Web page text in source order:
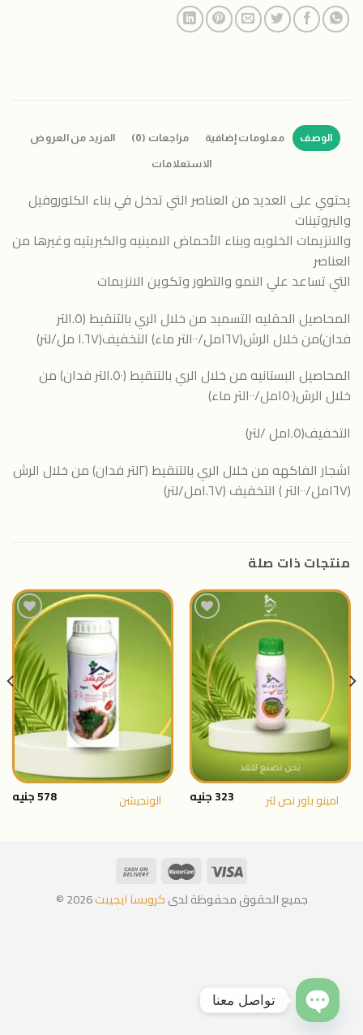
الوصف معلومات إضافية مراجعات (0) المزيد من العروض
الاستعلامات
يحتوي على العديد من العناصر التي تدخل في بناء الكلوروفيل
والبروتينات
والانزيمات الخلويه وبناء الأحماض الامينيه والكبريتيه وغيرها من
العناصر
التي تساعد علي النمو والتطور وتكوين الانزيمات
المحاصيل الحقليه التسميد من خلال الري بالتنقيط (١.٥لتر
فدان)من خلال الرش(١٦٧مل/١٠٠لتر ماء) التخفيف(١.٦٧ مل/لتر)
المحاصيل البستانيه من خلال الري بالتنقيط (١.٥٠لتر فدان) من
خلال الرش(١٥٠مل/١٠٠لتر ماء)
التخفيف(١.٥مل /لتر)
اشجار الفاكهه من خلال الري بالتنقيط (٢لتر فدان) من خلال الرش
(١٦٧مل/١٠٠لتر ) التخفيف (١.٦٧مل/لتر)
منتجات ذات صلة
اضافة
الى
المنتجات
المفضلة
امينو باور نص لتر 323جنيه
اضافة
الى
المنتجات
المفضلة
الونجيشن 578جنيه
جميع الحقوق محفوظة لدىكروبسا ايجيبت2026 ©
تواصل معنا